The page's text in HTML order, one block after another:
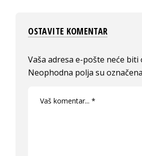
OSTAVITE KOMENTAR
Vaša adresa e-pošte neće biti
Neophodna polja su